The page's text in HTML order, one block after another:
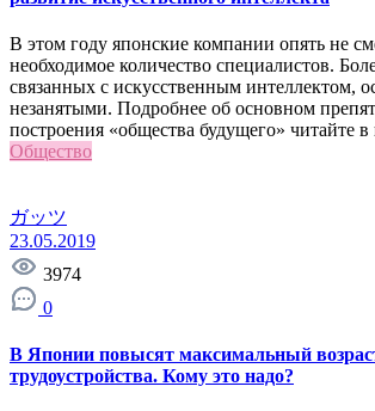
В этом году японские компании опять не
необходимое количество специалистов.
связанных с искусственным интеллектом,
незанятыми. Подробнее об основном
построения «общества будущего» читайте в
Общество
ガッツ
23.05.2019
3974
0
В Японии повысят максимальный
трудоустройства. Кому это надо?